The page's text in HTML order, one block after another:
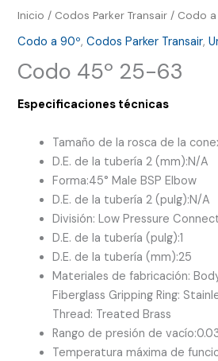
Inicio / Codos Parker Transair / Codo
Codo a 90º,Codos Parker Transair,
Codo 45º 25-63
Especificaciones técnicas
Tamaño de la rosca de la
D.E. de la tubería 2 (mm):N/A
Forma:45° Male BSP Elbow
D.E. de la tubería 2 (pulg):N/A
División:Low Pressure
D.E. de la tubería (pulg):1
D.E. de la tubería (mm):25
Materiales de fabricación:
Fiberglass Gripping Ring:
Thread: Treated Brass
Rango de presión de vacío:
Temperatura máxima de